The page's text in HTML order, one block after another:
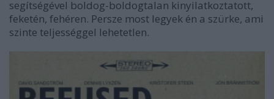
segítségével boldog-boldogtalan kinyilatkoztatott,
feketén, fehéren. Persze most legyek én a szürke, ami
szinte teljességgel lehetetlen.